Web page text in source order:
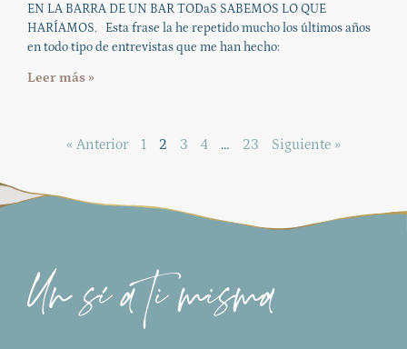
EN LA BARRA DE UN BAR TODaS SABEMOS LO QUE
HARÍAMOS. Esta frase la he repetido mucho los últimos años
en todo tipo de entrevistas que me han hecho:
Leer más »
« Anterior 1 2 3 4 … 23 Siguiente »